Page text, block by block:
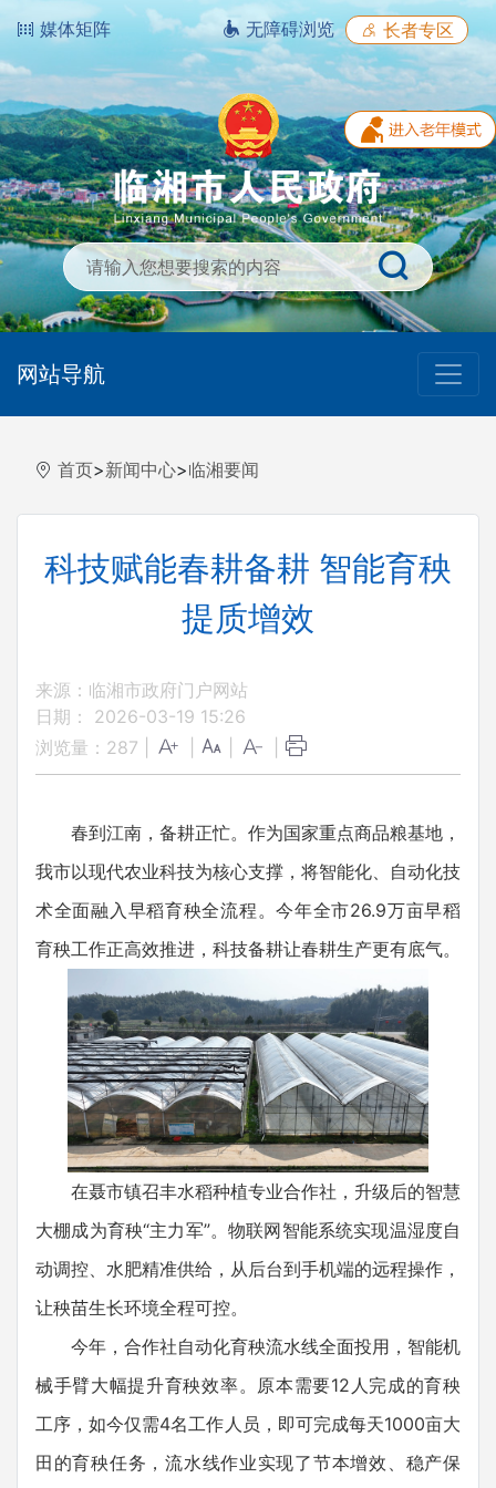
媒体矩阵 无障碍浏览 长者专区
网站导航
首页>新闻中心>临湘要闻
科技赋能春耕备耕 智能育秧
提质增效
来源：临湘市政府门户网站
日期： 2026-03-19 15:26
浏览量： 287
春到江南，备耕正忙。作为国家重点商品粮基地，
我市以现代农业科技为核心支撑，将智能化、自动化技
术全面融入早稻育秧全流程。今年全市26.9万亩早稻
育秧工作正高效推进，科技备耕让春耕生产更有底气。
在聂市镇召丰水稻种植专业合作社，升级后的智慧
大棚成为育秧“主力军”。物联网智能系统实现温湿度自
动调控、水肥精准供给，从后台到手机端的远程操作，
让秧苗生长环境全程可控。
今年，合作社自动化育秧流水线全面投用，智能机
械手臂大幅提升育秧效率。原本需要12人完成的育秧
工序，如今仅需4名工作人员，即可完成每天1000亩大
田的育秧任务，流水线作业实现了节本增效、稳产保